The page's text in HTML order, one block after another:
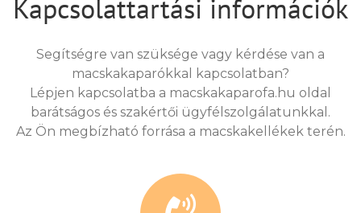
Kapcsolattartási információk
Segítségre van szüksége vagy kérdése van a
macskakaparókkal kapcsolatban?
Lépjen kapcsolatba a macskakaparofa.hu oldal
barátságos és szakértői ügyfélszolgálatunkkal.
Az Ön megbízható forrása a macskakellékek terén.